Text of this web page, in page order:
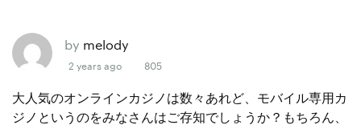
by melody
2 years ago 805
大人気のオンラインカジノは数々あれど、モバイル専用カ
ジノというのをみなさんはご存知でしょうか？もちろん、